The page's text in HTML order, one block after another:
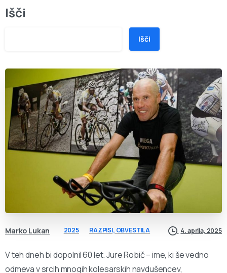
Išči
Išči
Marko Lukan 2025 RAZPISI, OBVESTILA 4. aprila, 2025
V teh dneh bi dopolnil 60 let. Jure Robič – ime, ki še vedno
odmeva v srcih mnogih kolesarskih navdušencev,